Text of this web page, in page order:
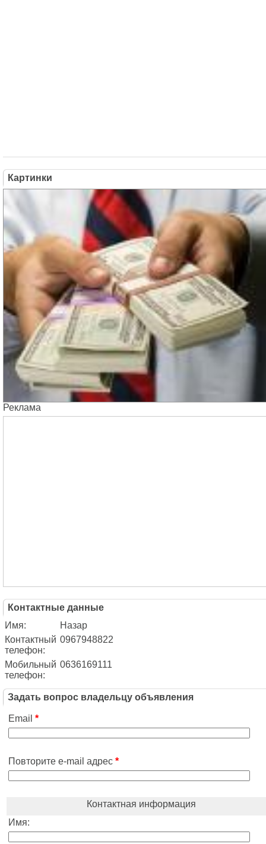
Картинки
Реклама
Контактные данные
Имя:
Назар
Контактный
телефон:
0967948822
Мобильный
телефон:
0636169111
Задать вопрос владельцу объявления
Email *
Повторите e-mail адрес *
Контактная информация
Имя: